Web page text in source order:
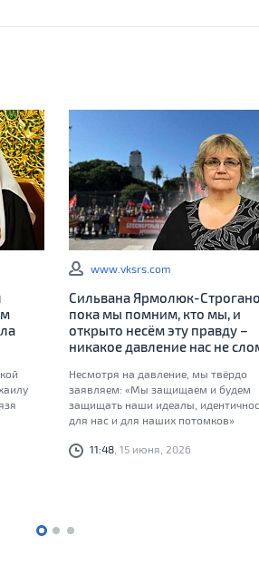
www.vksrs.com
Сильвана Ярмолюк-
пока мы помним, кто мы, и
открыто несём эту правду –
никакое давление нас не
Несмотря на давление, мы твёрдо
заявляем: «Мы защищаем и будем
защищать наши идеалы,
для нас и для наших потомков»
11:48 , 15 июня, 2026